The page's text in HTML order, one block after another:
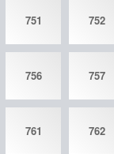
751 752
756 757
761 762